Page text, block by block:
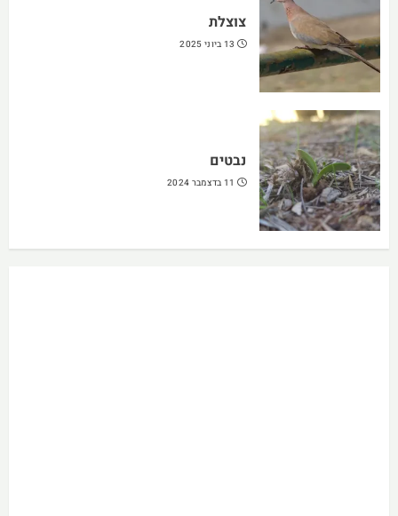
צוצלת
13 ביוני 2025
נבטים
11 בדצמבר 2024